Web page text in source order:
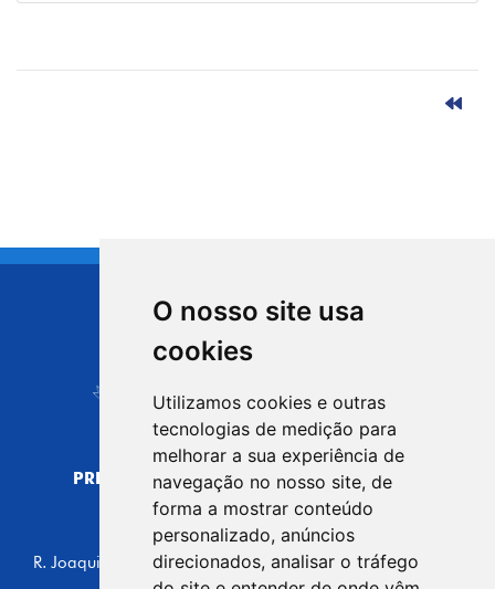
O nosso site usa
cookies
Utilizamos cookies e outras
tecnologias de medição para
melhorar a sua experiência de
navegação no nosso site, de
forma a mostrar conteúdo
personalizado, anúncios
direcionados, analisar o tráfego
CIDADE DE
Carapicuíba
PREFEITURA MUNICIPAL DE CARAPICUÍBA
CNPJ: 44.892.693/0001-40
CENTRO ADMINISTRATIVO
R. Joaquim das Neves, 211 - Vila Caldas, Carapicuíba/SP
CEP: 06310-030, Brasil